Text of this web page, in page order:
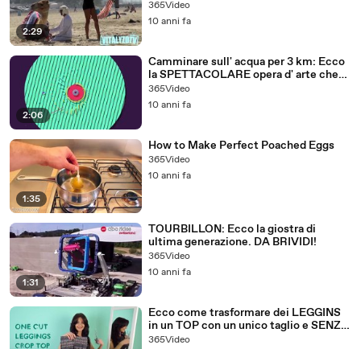
2:29
ragazza...
365Video
10 anni fa
2:06
Camminare sull' acqua per 3 km: Ecco
la SPETTACOLARE opera d' arte che
sta incantando il mondo!
365Video
10 anni fa
1:35
How to Make Perfect Poached Eggs
365Video
10 anni fa
1:31
TOURBILLON: Ecco la giostra di
ultima generazione. DA BRIVIDI!
365Video
10 anni fa
Ecco come trasformare dei LEGGINS
in un TOP con un unico taglio e SENZA
CUCIRE!
365Video